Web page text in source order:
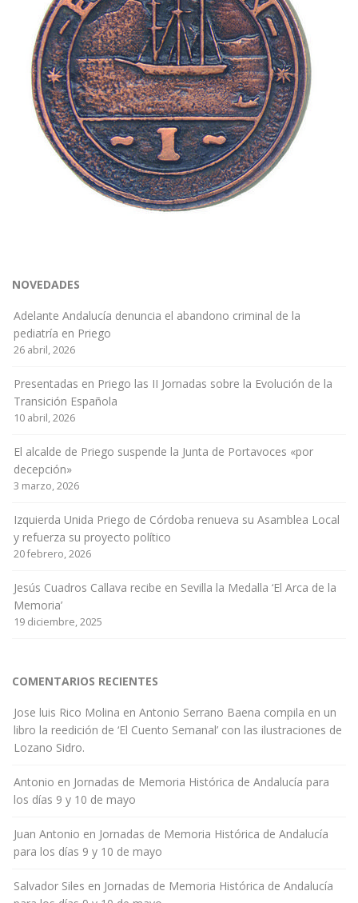
NOVEDADES
Adelante Andalucía denuncia el abandono criminal de la
pediatría en Priego
26 abril, 2026
Presentadas en Priego las II Jornadas sobre la Evolución de la
Transición Española
10 abril, 2026
El alcalde de Priego suspende la Junta de Portavoces «por
decepción»
3 marzo, 2026
Izquierda Unida Priego de Córdoba renueva su Asamblea Local
y refuerza su proyecto político
20 febrero, 2026
Jesús Cuadros Callava recibe en Sevilla la Medalla ‘El Arca de la
Memoria’
19 diciembre, 2025
COMENTARIOS RECIENTES
Jose luis Rico Molina en Antonio Serrano Baena compila en un
libro la reedición de ‘El Cuento Semanal’ con las ilustraciones de
Lozano Sidro.
Antonio en Jornadas de Memoria Histórica de Andalucía para
los días 9 y 10 de mayo
Juan Antonio en Jornadas de Memoria Histórica de Andalucía
para los días 9 y 10 de mayo
Salvador Siles en Jornadas de Memoria Histórica de Andalucía